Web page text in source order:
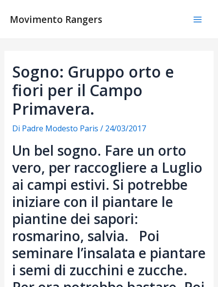
Movimento Rangers
Sogno: Gruppo orto e
fiori per il Campo
Primavera.
Di Padre Modesto Paris / 24/03/2017
Un bel sogno. Fare un orto
vero, per raccogliere a Luglio
ai campi estivi. Si potrebbe
iniziare con il piantare le
piantine dei sapori:
rosmarino, salvia. Poi
seminare l’insalata e piantare
i semi di zucchini e zucche.